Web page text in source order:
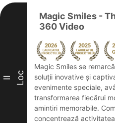
II Loc
Magic Smiles -
360 Video
Magic Smiles se
soluții inovative și
evenimente speciale,
transformarea fiecărui
amintiri memorabile.
concentrează